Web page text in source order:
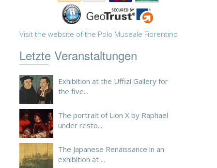
Visit the website of the Polo Museale Fiorentino
Letzte Veranstaltungen
Exhibition at the Uffizi Gallery for
the five...
The portrait of Lion X by Raphael
under resto...
The Japanese Renaissance in an
exhibition at ...